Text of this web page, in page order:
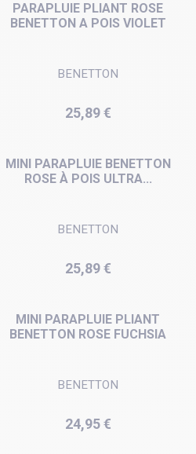
PARAPLUIE PLIANT ROSE
BENETTON A POIS VIOLET
BENETTON
Prix
25,89 €
MINI PARAPLUIE BENETTON
ROSE À POIS ULTRA...
BENETTON
Prix
25,89 €
MINI PARAPLUIE PLIANT
BENETTON ROSE FUCHSIA
BENETTON
Prix
24,95 €